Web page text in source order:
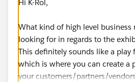
Hi K-Rol,
What kind of high level business
looking for in regards to the
This definitely sounds like a play
which is where you can create
your customers/partners/